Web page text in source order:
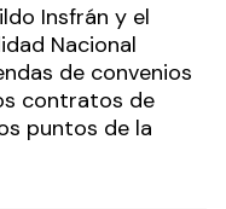
Insfrán y el
Nacional
de convenios
contratos de
puntos de la